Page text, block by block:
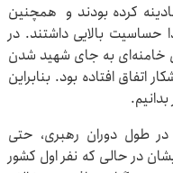
کرده بودند و همچنین
بالایی داشتند. در
خامنه‌ای به جای شهید شدن
اتفاق افتاده بود. بنابراین
در طول دوران رهبری، حتی
در حالی که نفر اول کشور